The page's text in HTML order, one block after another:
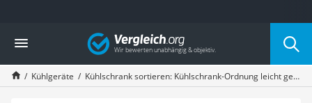
Die beliebtesten Vergleiche nach Kategorie
Haushalt
Wassersprudler
Zentralstaubsauger
Vergleich
Kühlgeräte Kühlschrank sortieren: Kühlschrank-Ordnung leicht gemacht